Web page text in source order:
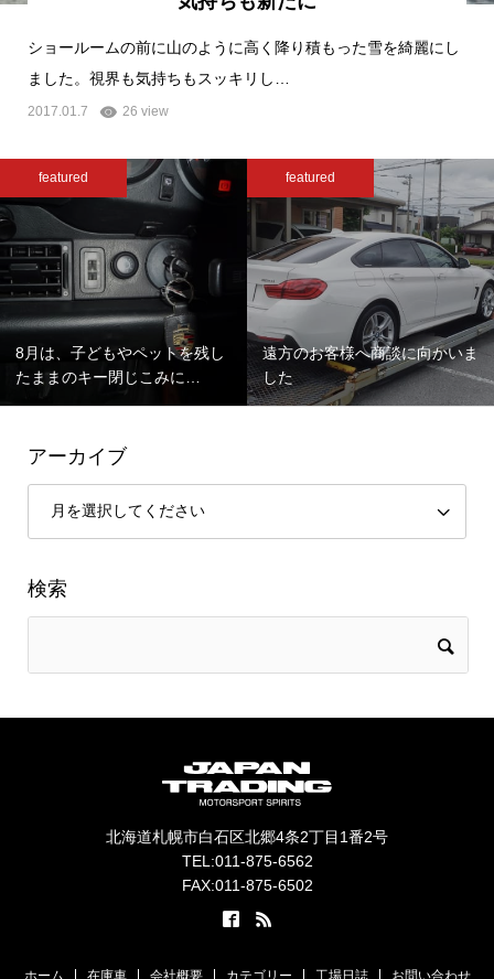
ショールームの前に山のように高く降り積もった雪を綺麗にし
ました。視界も気持ちもスッキリし…
2017.01.7 26 view
featured
8月は、子どもやペットを残し
たままのキー閉じこみに…
featured
遠方のお客様へ商談に向かいま
した
アーカイブ
検索
北海道札幌市白石区北郷4条2丁目1番2号
TEL:011-875-6562
FAX:011-875-6502